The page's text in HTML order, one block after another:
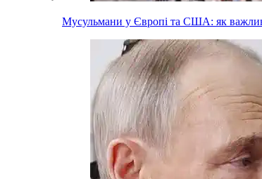
Мусульмани у Європі та США: як